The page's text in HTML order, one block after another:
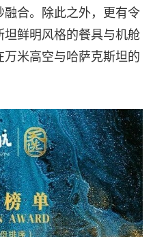
合。除此之外，更有令
鲜明风格的餐具与机舱
米高空与哈萨克斯坦的